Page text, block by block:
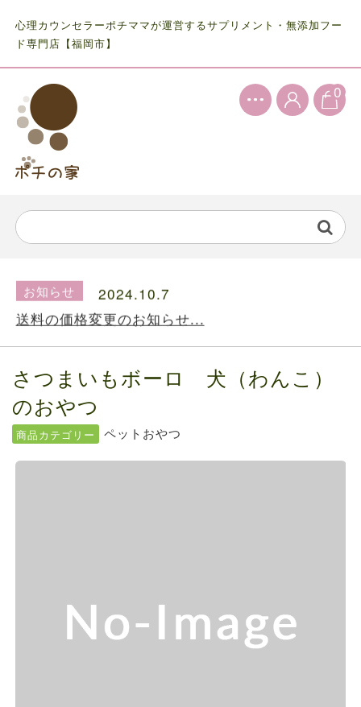
心理カウンセラーポチママが運営するサプリメント・無添加フー
ド専門店【福岡市】
0
お知らせ
2024.5.28
お知らせ
2024.10.7
送料の価格変更のお知らせ...
2024.5.28
ファルミナドッグフード＆キャットフード価...
お知らせ
2024.10.7
送料の価格変更のお知らせ...
お知らせ
2024.5.28
さつまいもボーロ 犬（わんこ）
のおやつ
商品カテゴリー ペットおやつ